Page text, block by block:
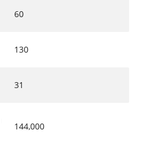
60
130
31
144,000